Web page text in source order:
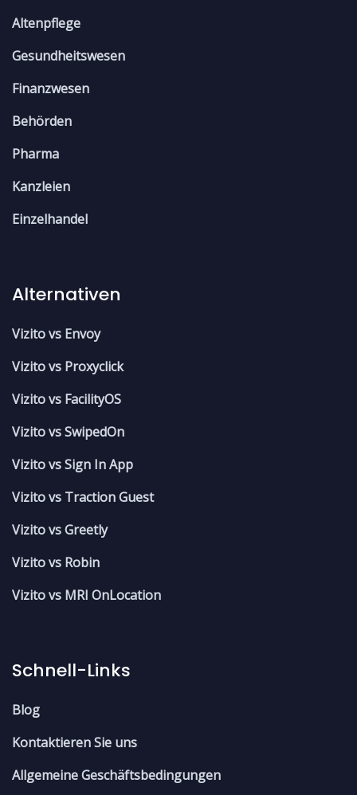
Altenpflege
Gesundheitswesen
Finanzwesen
Behörden
Pharma
Kanzleien
Einzelhandel
Alternativen
Vizito vs Envoy
Vizito vs Proxyclick
Vizito vs FacilityOS
Vizito vs SwipedOn
Vizito vs Sign In App
Vizito vs Traction Guest
Vizito vs Greetly
Vizito vs Robin
Vizito vs MRI OnLocation
Schnell-Links
Blog
Kontaktieren Sie uns
Allgemeine Geschäftsbedingungen